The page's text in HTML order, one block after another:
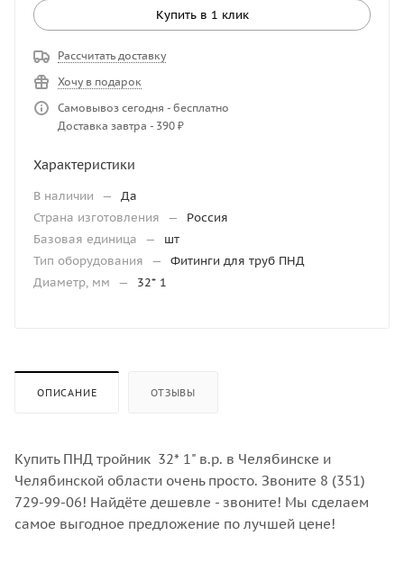
Купить в 1 клик
Рассчитать доставку
Хочу в подарок
Самовывоз сегодня - бесплатно
Доставка завтра - 390 ₽
Характеристики
В наличии —
Да
Страна изготовления
—
Россия
Базовая единица
—
шт
Тип оборудования
—
Фитинги для труб ПНД
Диаметр, мм
— 32* 1
ОПИСАНИЕ ОТЗЫВЫ
Купить ПНД тройник 32* 1" в.р. в Челябинске и
Челябинской области очень просто. Звоните 8 (351)
729-99-06! Найдёте дешевле - звоните! Мы сделаем
самое выгодное предложение по лучшей цене!